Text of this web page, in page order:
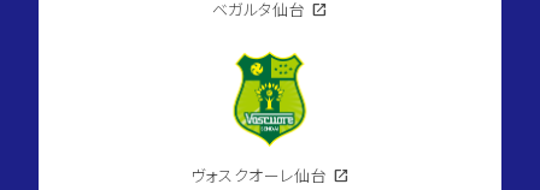
ベガルタ仙台 open_in_new
ヴォスクオーレ仙台 open_in_new